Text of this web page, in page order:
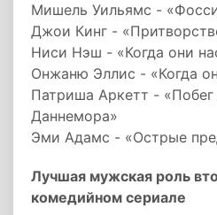
Мишель Уильямс -
Джои Кинг -
Ниси Нэш - «Когда они
Онжаню Эллис - «Когда
Патриша Аркетт -
Даннемора»
Эми Адамс - «Острые
Лучшая мужская роль
комедийном сериале